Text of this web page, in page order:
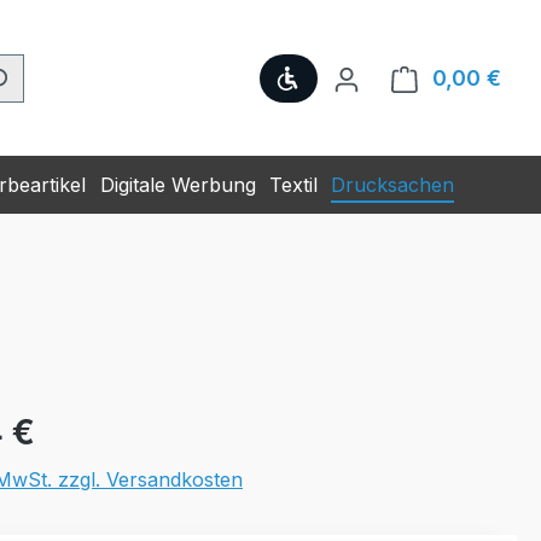
Werkzeugleiste anzeigen
0,00 €
Digitale Werbung Textil Drucksachen
€
zzgl. Versandkosten